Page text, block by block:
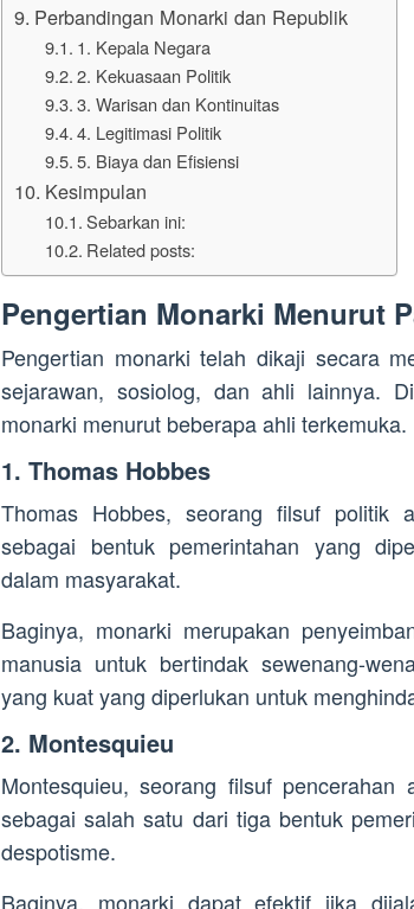
Perbandingan Monarki dan Republik
1. Kepala Negara
2. Kekuasaan Politik
3. Warisan dan Kontinuitas
4. Legitimasi Politik
5. Biaya dan Efisiensi
Kesimpulan
Sebarkan ini:
Related posts:
Pengertian Monarki Menurut
Pengertian monarki telah dikaji secara
sejarawan, sosiolog, dan ahli lainnya.
monarki menurut beberapa ahli terkemuka.
1. Thomas Hobbes
Thomas Hobbes, seorang filsuf politik
sebagai bentuk pemerintahan yang
dalam masyarakat.
Baginya, monarki merupakan
manusia untuk bertindak sewenang-
yang kuat yang diperlukan untuk
2. Montesquieu
Montesquieu, seorang filsuf pencerahan
sebagai salah satu dari tiga bentuk
despotisme.
Baginya, monarki dapat efektif jika